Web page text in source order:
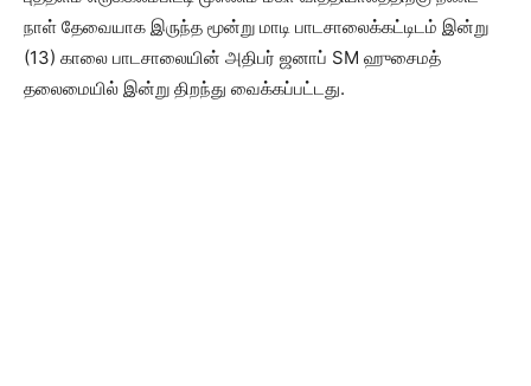
நாள் தேவையாக இருந்த மூன்று மாடி பாடசாலைக்கட்டிடம் இன்று
(13) காலை பாடசாலையின் அதிபர் ஜனாப் SM ஹுசைமத்
தலைமையில் இன்று திறந்து வைக்கப்பட்டது.